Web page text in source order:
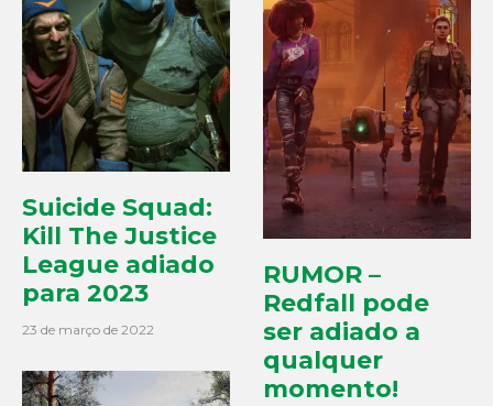
Suicide Squad:
Kill The Justice
League adiado
para 2023
23 de março de 2022
RUMOR –
Redfall pode
ser adiado a
qualquer
momento!